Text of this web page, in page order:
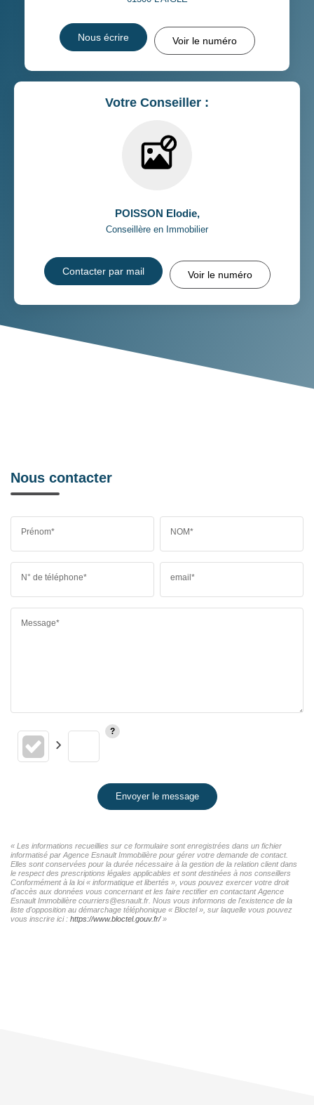
Nous écrire Voir le numéro
Votre Conseiller :
POISSON Elodie,
Conseillère en Immobilier
Contacter par mail Voir le numéro
Nous contacter
Prénom* NOM*
N° de téléphone* email*
Message*
Envoyer le message
« Les informations recueillies sur ce formulaire sont enregistrées dans un fichier
informatisé par Agence Esnault Immobilière pour gérer votre demande de contact.
Elles sont conservées pour la durée nécessaire à la gestion de la relation client dans
le respect des prescriptions légales applicables et sont destinées à nos conseillers
Conformément à la loi « informatique et libertés », vous pouvez exercer votre droit
d'accès aux données vous concernant et les faire rectifier en contactant Agence
Esnault Immobilière courriers@esnault.fr. Nous vous informons de l'existence de la
liste d'opposition au démarchage téléphonique « Bloctel », sur laquelle vous pouvez
vous inscrire ici : https://www.bloctel.gouv.fr/»